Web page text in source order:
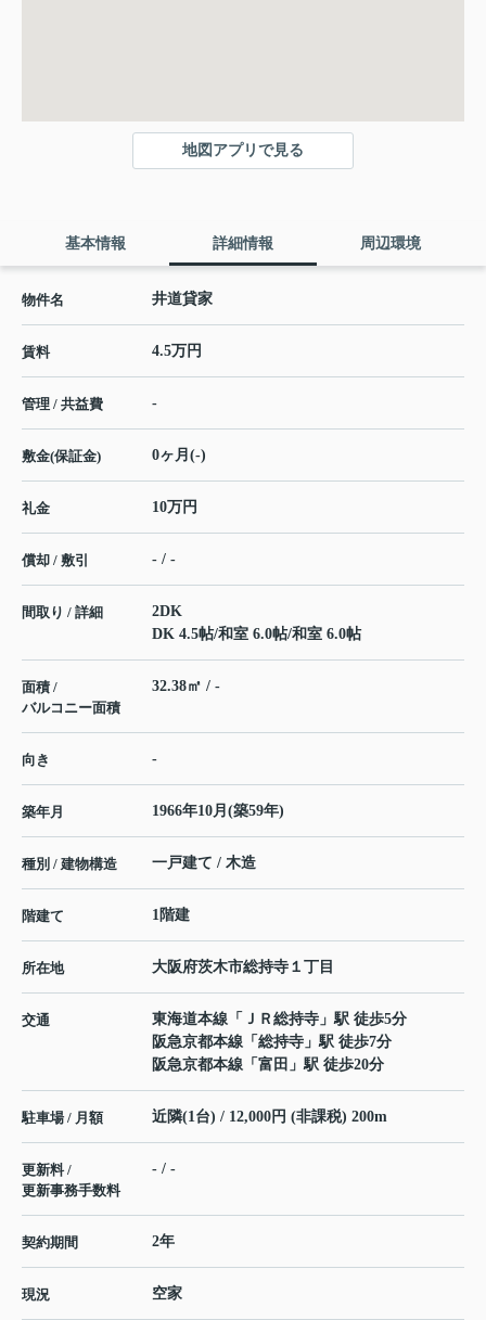
地図アプリで見る
基本情報 詳細情報 周辺環境
物件名 井道貸家
賃料 4.5万円
管理 / 共益費 -
敷金(保証金) 0ヶ月(-)
礼金 10万円
償却 / 敷引 - / -
間取り / 詳細
2DK
DK 4.5帖/和室 6.0帖/和室 6.0帖
面積 /
バルコニー面積
32.38㎡ / -
向き -
築年月 1966年10月(築59年)
種別 / 建物構造 一戸建て / 木造
階建て 1階建
所在地 大阪府茨木市総持寺 １丁目
交通 東海道本線 「 ＪＲ総持寺 」駅 徒歩5分
阪急京都本線 「 総持寺 」駅 徒歩7分
阪急京都本線 「 富田 」駅 徒歩20分
駐車場 / 月額 近隣(1台) / 12,000円 (非課税) 200m
更新料 /
更新事務手数料
- / -
契約期間 2年
現況 空家